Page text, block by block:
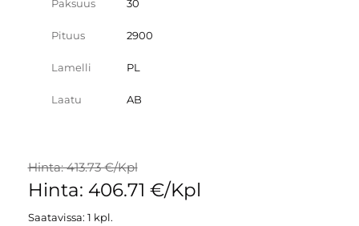
Paksuus 30
Pituus 2900
Lamelli PL
Laatu AB
Hinta: 413.73 €/Kpl
Hinta: 406.71 €/Kpl
Saatavissa: 1 kpl.